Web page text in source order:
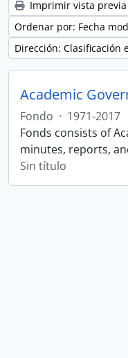
Imprimir vista previa
Ordenar por: Fecha
Dirección: Clasificación
Academic
Fondo · 1971-2017
Fonds consists of
minutes, reports,
Sin título